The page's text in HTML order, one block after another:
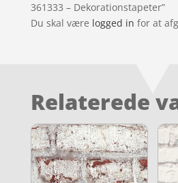
361333 – Dekorationstapeter”
Du skal være logged in for at
Relaterede